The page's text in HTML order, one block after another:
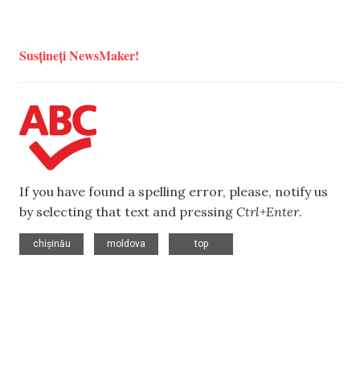
Susțineți NewsMaker!
If you have found a spelling error, please, notify us
by selecting that text and pressing Ctrl+Enter.
chișinău
moldova
top